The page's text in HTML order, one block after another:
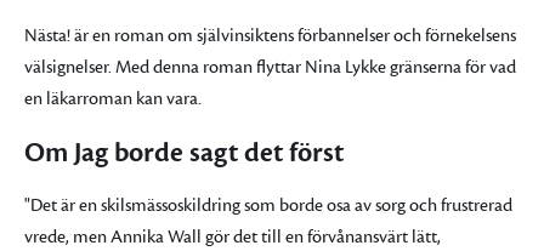
Nästa! är en roman om självinsiktens förbannelser och förnekelsens
välsignelser. Med denna roman flyttar Nina Lykke gränserna för vad
en läkarroman kan vara.
Om Jag borde sagt det först
"Det är en skilsmässoskildring som borde osa av sorg och frustrerad
vrede, men Annika Wall gör det till en förvånansvärt lätt,